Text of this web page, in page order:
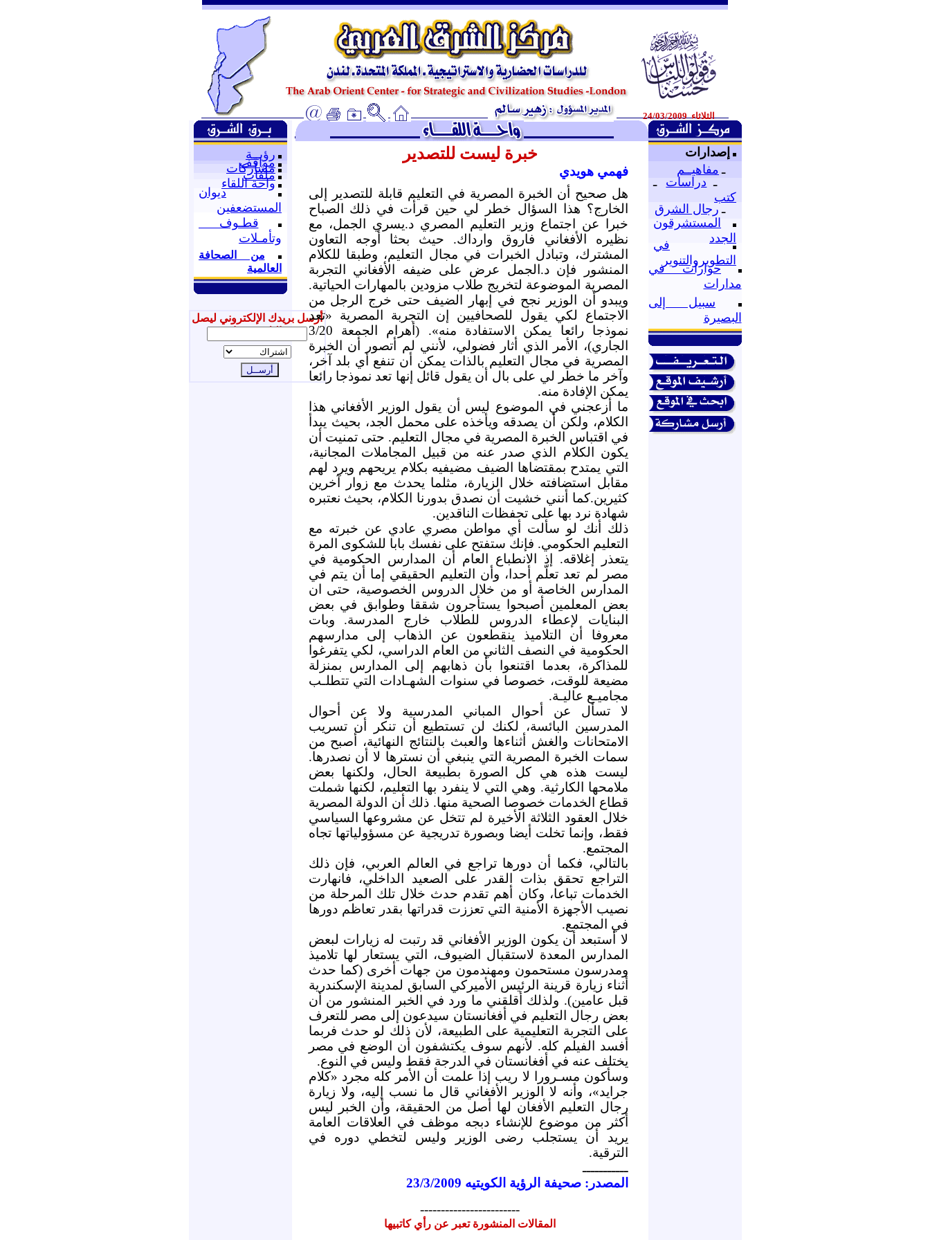
ـ
الثلاثاء 24/03/2009
رؤيــة
مواقف
مشاركات
ملفات
واحة اللقاء
ديوان
المستضعفين
قطـوف
وتأمـلات
من الصحافة
العالمية
أرسل بريدك الإلكتروني ليصل
إليك جديدنا
إصدارات
ـ مفاهيــم
ـ دراسات
ـ
كتب
ـ رجال الشرق
المستشرقون
الجدد
في
التطويروالتنوير
حوارات في
مدارات
سبيل إلى
البصيرة
خبرة ليست للتصدير
فهمي هويدي
هل صحيح أن الخبرة المصرية في التعليم قابلة للتصدير إلى
الخارج؟ هذا السؤال خطر لي حين قرأت في ذلك الصباح
خبرا عن اجتماع وزير التعليم المصري د.يسري الجمل، مع
نظيره الأفغاني فاروق وارداك. حيث بحثا أوجه التعاون
المشترك، وتبادل الخبرات في مجال التعليم، وطبقا للكلام
المنشور فإن د.الجمل عرض على ضيفه الأفغاني التجربة
المصرية الموضوعة لتخريج طلاب مزودين بالمهارات الحياتية.
ويبدو أن الوزير نجح في إبهار الضيف حتى خرج الرجل من
الاجتماع لكي يقول للصحافيين إن التجربة المصرية «تعد
نموذجا رائعا يمكن الاستفادة منه». (أهرام الجمعة 3/20
الجاري)، الأمر الذي أثار فضولي، لأنني لم أتصور أن الخبرة
المصرية في مجال التعليم بالذات يمكن أن تنفع أي بلد آخر،
وآخر ما خطر لي على بال أن يقول قائل إنها تعد نموذجا رائعا
يمكن الإفادة منه.
ما أزعجني في الموضوع ليس أن يقول الوزير الأفغاني هذا
الكلام، ولكن أن يصدقه ويأخذه على محمل الجد، بحيث يبدأ
في اقتباس الخبرة المصرية في مجال التعليم. حتى تمنيت أن
يكون الكلام الذي صدر عنه من قبيل المجاملات المجانية،
التي يمتدح بمقتضاها الضيف مضيفيه بكلام يريحهم ويرد لهم
مقابل استضافته خلال الزيارة، مثلما يحدث مع زوار آخرين
كثيرين.كما أنني خشيت أن نصدق بدورنا الكلام، بحيث نعتبره
شهادة نرد بها على تحفظات الناقدين.
ذلك أنك لو سألت أي مواطن مصري عادي عن خبرته مع
التعليم الحكومي. فإنك ستفتح على نفسك بابا للشكوى المرة
يتعذر إغلاقه. إذ الانطباع العام أن المدارس الحكومية في
مصر لم تعد تعلّم أحدا، وأن التعليم الحقيقي إما أن يتم في
المدارس الخاصة أو من خلال الدروس الخصوصية، حتى ان
بعض المعلمين أصبحوا يستأجرون شققا وطوابق في بعض
البنايات لإعطاء الدروس للطلاب خارج المدرسة. وبات
معروفا أن التلاميذ ينقطعون عن الذهاب إلى مدارسهم
الحكومية في النصف الثاني من العام الدراسي، لكي يتفرغوا
للمذاكرة، بعدما اقتنعوا بأن ذهابهم إلى المدارس بمنزلة
مضيعة للوقت، خصوصا في سنوات الشهـادات التي تتطلـب
مجاميـع عاليـة.
لا تسأل عن أحوال المباني المدرسية ولا عن أحوال
المدرسين البائسة، لكنك لن تستطيع أن تنكر أن تسريب
الامتحانات والغش أثناءها والعبث بالنتائج النهائية، أصبح من
سمات الخبرة المصرية التي ينبغي أن نسترها لا أن نصدرها.
ليست هذه هي كل الصورة بطبيعة الحال، ولكنها بعض
ملامحها الكارثية. وهي التي لا ينفرد بها التعليم، لكنها شملت
قطاع الخدمات خصوصا الصحية منها. ذلك أن الدولة المصرية
خلال العقود الثلاثة الأخيرة لم تتخل عن مشروعها السياسي
فقط، وإنما تخلت أيضا وبصورة تدريجية عن مسؤولياتها تجاه
المجتمع.
بالتالي، فكما أن دورها تراجع في العالم العربي، فإن ذلك
التراجع تحقق بذات القدر على الصعيد الداخلي، فانهارت
الخدمات تباعا، وكان أهم تقدم حدث خلال تلك المرحلة من
نصيب الأجهزة الأمنية التي تعززت قدراتها بقدر تعاظم دورها
في المجتمع.
لا أستبعد أن يكون الوزير الأفغاني قد رتبت له زيارات لبعض
المدارس المعدة لاستقبال الضيوف، التي يستعار لها تلاميذ
ومدرسون مستحمون ومهندمون من جهات أخرى (كما حدث
أثناء زيارة قرينة الرئيس الأميركي السابق لمدينة الإسكندرية
قبل عامين). ولذلك أقلقني ما ورد في الخبر المنشور من أن
بعض رجال التعليم في أفغانستان سيدعون إلى مصر للتعرف
على التجربة التعليمية على الطبيعة، لأن ذلك لو حدث فربما
أفسد الفيلم كله. لأنهم سوف يكتشفون أن الوضع في مصر
يختلف عنه في أفغانستان في الدرجة فقط وليس في النوع.
وسأكون مسـرورا لا ريب إذا علمت أن الأمر كله مجرد «كلام
جرايد»، وأنه لا الوزير الأفغاني قال ما نسب إليه، ولا زيارة
رجال التعليم الأفغان لها أصل من الحقيقة، وأن الخبر ليس
أكثر من موضوع للإنشاء دبجه موظف في العلاقات العامة
يريد أن يستجلب رضى الوزير وليس لتخطي دوره في
الترقية.
ـــــــــــ
المصدر: صحيفة الرؤية الكويتيه 23/3/2009
------------------------
المقالات المنشورة تعبر عن رأي كاتبيها